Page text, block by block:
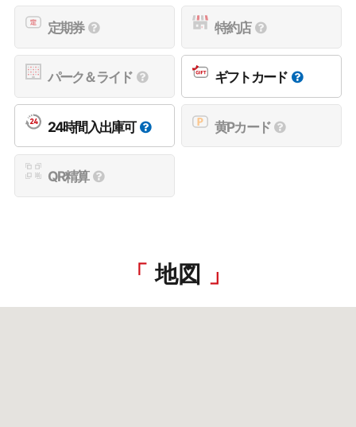
定期券 特約店
パーク＆ライド ギフトカード
24時間入出庫可 黄Pカード
QR精算
地図